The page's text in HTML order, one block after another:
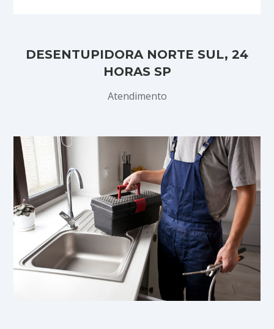
DESENTUPIDORA NORTE SUL, 24
HORAS SP
Atendimento